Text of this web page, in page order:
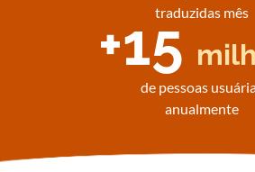
traduzidas mês
+15
de pessoas
anualmente